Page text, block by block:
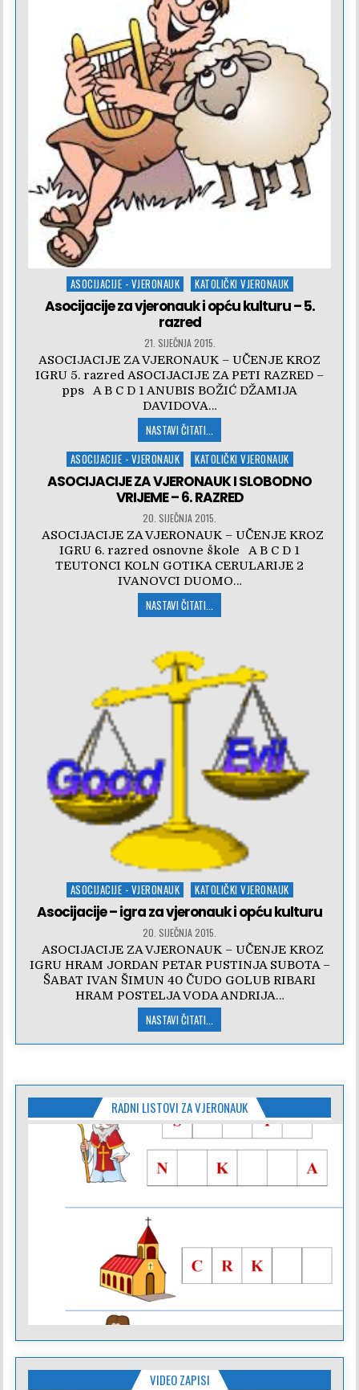
Posted
ASOCIJACIJE - VJERONAUK KATOLIČKI VJERONAUK
Asocijacije za vjeronauk i opću kulturu – 5.
razred
21. SIJEČNJA 2015.
ASOCIJACIJE ZA VJERONAUK – UČENJE KROZ
IGRU 5. razred ASOCIJACIJE ZA PETI RAZRED –
pps A B C D 1 ANUBIS BOŽIĆ DŽAMIJA
DAVIDOVA…
NASTAVI ČITATI...
Posted
in
ASOCIJACIJE - VJERONAUK KATOLIČKI VJERONAUK
ASOCIJACIJE ZA VJERONAUK I SLOBODNO
VRIJEME – 6. RAZRED
20. SIJEČNJA 2015.
ASOCIJACIJE ZA VJERONAUK – UČENJE KROZ
IGRU 6. razred osnovne škole A B C D 1
TEUTONCI KOLN GOTIKA CERULARIJE 2
IVANOVCI DUOMO…
NASTAVI ČITATI...
Posted
in
ASOCIJACIJE - VJERONAUK KATOLIČKI VJERONAUK
Asocijacije – igra za vjeronauk i opću kulturu
20. SIJEČNJA 2015.
ASOCIJACIJE ZA VJERONAUK – UČENJE KROZ
IGRU HRAM JORDAN PETAR PUSTINJA SUBOTA –
ŠABAT IVAN ŠIMUN 40 ČUDO GOLUB RIBARI
HRAM POSTELJA VODA ANDRIJA…
NASTAVI ČITATI...
RADNI LISTOVI ZA VJERONAUK
VIDEO ZAPISI